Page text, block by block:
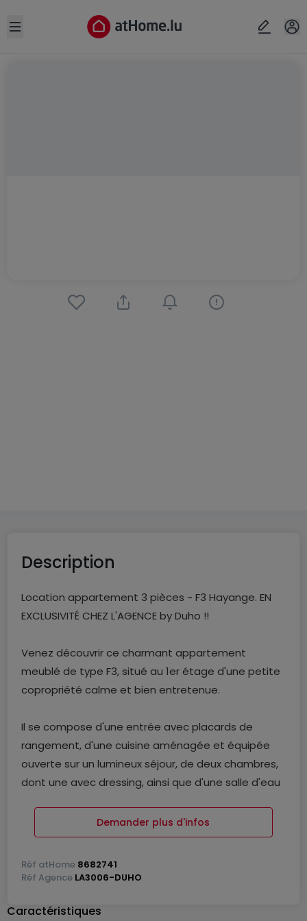
Open sidebar
Description
Location appartement 3 pièces - F3 Hayange. EN
EXCLUSIVITÉ CHEZ L'AGENCE by Duho !!
Venez découvrir ce charmant appartement
meublé de type F3, situé au 1er étage d'une petite
copropriété calme et bien entretenue.
Il se compose d'une entrée avec placards de
rangement, d'une cuisine aménagée et équipée
ouverte sur un lumineux séjour, de deux chambres,
dont une avec dressing, ainsi que d'une salle d'eau
Cet appartement, fonctionnel et agréable à vivre,
des commodités.
Disponible immédiatement.
Demander plus d'infos
Réf atHome 8682741
Réf Agence LA3006-DUHO
Caractéristiques